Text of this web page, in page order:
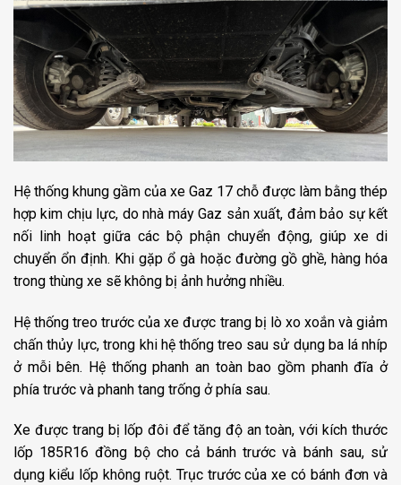
Hệ thống khung gầm của xe Gaz 17 chỗ được làm bằng thép
hợp kim chịu lực, do nhà máy Gaz sản xuất, đảm bảo sự kết
nối linh hoạt giữa các bộ phận chuyển động, giúp xe di
chuyển ổn định. Khi gặp ổ gà hoặc đường gồ ghề, hàng hóa
trong thùng xe sẽ không bị ảnh hưởng nhiều.
Hệ thống treo trước của xe được trang bị lò xo xoắn và giảm
chấn thủy lực, trong khi hệ thống treo sau sử dụng ba lá nhíp
ở mỗi bên. Hệ thống phanh an toàn bao gồm phanh đĩa ở
phía trước và phanh tang trống ở phía sau.
Xe được trang bị lốp đôi để tăng độ an toàn, với kích thước
lốp 185R16 đồng bộ cho cả bánh trước và bánh sau, sử
dụng kiểu lốp không ruột. Trục trước của xe có bánh đơn và